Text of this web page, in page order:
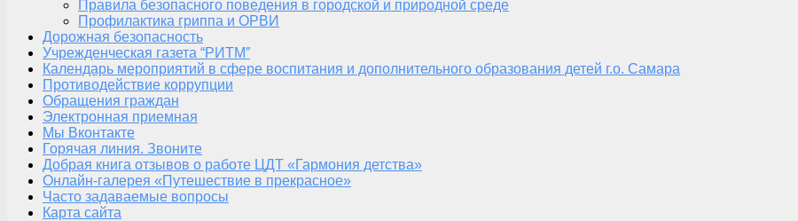
Правила безопасного поведения в городской и природной среде
Профилактика гриппа и ОРВИ
Дорожная безопасность
Учрежденческая газета “РИТМ”
Календарь мероприятий в сфере воспитания и дополнительного образования детей г.о. Самара
Противодействие коррупции
Обращения граждан
Электронная приемная
Мы Вконтакте
Горячая линия. Звоните
Добрая книга отзывов о работе ЦДТ «Гармония детства»
Онлайн-галерея «Путешествие в прекрасное»
Часто задаваемые вопросы
Карта сайта